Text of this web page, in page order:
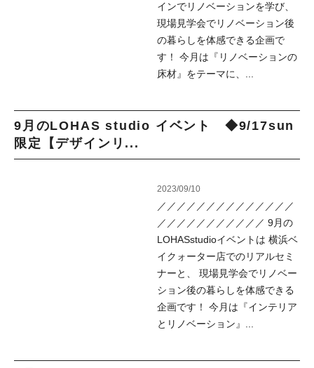
インでリノベーションを学び、
現場見学会でリノベーション後
の暮らしを体感できる企画で
す！ 今月は『リノベーションの
床材』をテーマに、...
9月のLOHAS studio イベント ◆9/17sun
限定【デザインリ...
2023/09/10
／／／／／／／／／／／／／／
／／／／／／／／／／／ 9月の
LOHASstudioイベントは 横浜ベ
イクォーター店でのリアルセミ
ナーと、 現場見学会でリノベー
ション後の暮らしを体感できる
企画です！ 今月は『インテリア
とリノベーション』...